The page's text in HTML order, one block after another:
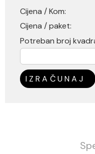
Cijena / Kom:
Cijena / paket:
Potreban broj
IZRAČUNAJ